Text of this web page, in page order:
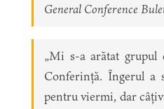
General Conference
„Mi s-a arătat grupul
Conferință. Îngerul a
pentru viermi, dar